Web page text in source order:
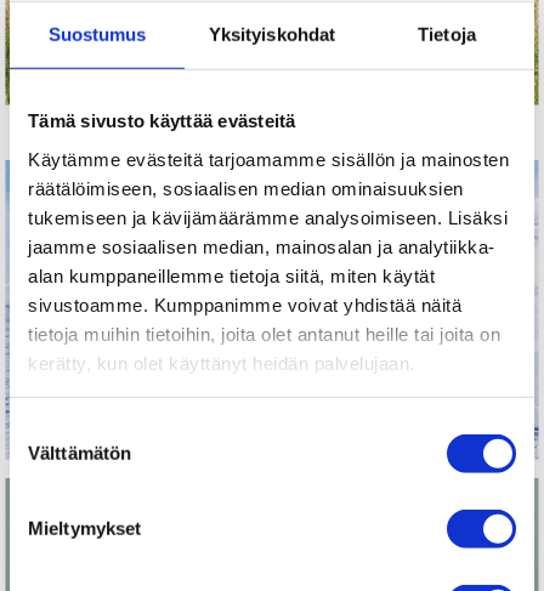
Suostumus Yksityiskohdat Tietoja
Tämä sivusto käyttää evästeitä
Käytämme evästeitä tarjoamamme sisällön ja mainosten
räätälöimiseen, sosiaalisen median ominaisuuksien
tukemiseen ja kävijämäärämme analysoimiseen. Lisäksi
jaamme sosiaalisen median, mainosalan ja analytiikka-
alan kumppaneillemme tietoja siitä, miten käytät
sivustoamme. Kumppanimme voivat yhdistää näitä
tietoja muihin tietoihin, joita olet antanut heille tai joita on
kerätty, kun olet käyttänyt heidän palvelujaan.
Suostumuksen
valinta
Välttämätön
Mieltymykset